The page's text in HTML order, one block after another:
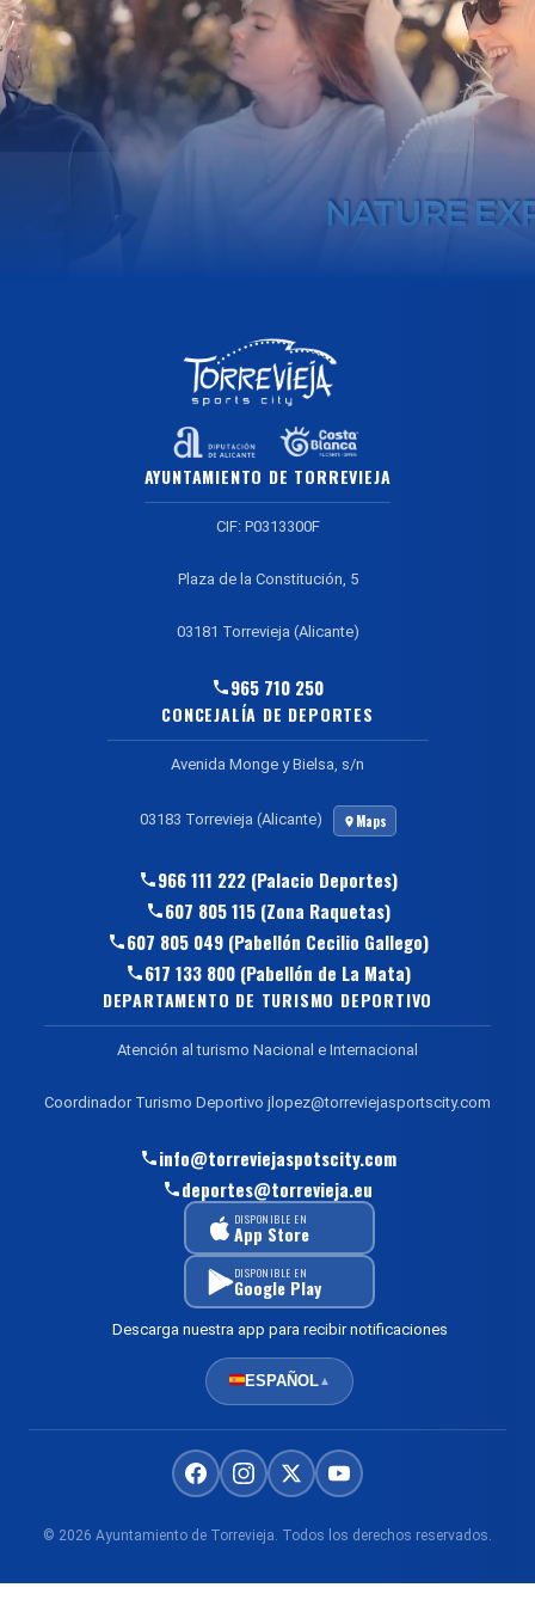
AYUNTAMIENTO DE TORREVIEJA
CIF: P0313300F
Plaza de la Constitución, 5
03181 Torrevieja (Alicante)
965 710 250
CONCEJALÍA DE DEPORTES
Avenida Monge y Bielsa, s/n
03183 Torrevieja (Alicante) Maps
966 111 222 (Palacio Deportes)
607 805 115 (Zona Raquetas)
607 805 049 (Pabellón Cecilio Gallego)
617 133 800 (Pabellón de La Mata)
DEPARTAMENTO DE TURISMO DEPORTIVO
Atención al turismo Nacional e Internacional
Coordinador Turismo Deportivo jlopez@torreviejasportscity.com
info@torreviejaspotscity.com
deportes@torrevieja.eu
DISPONIBLE EN
App Store
DISPONIBLE EN
Google Play
Descarga nuestra app para recibir notificaciones
ESPAÑOL▲
© 2026 Ayuntamiento de Torrevieja. Todos los derechos reservados.